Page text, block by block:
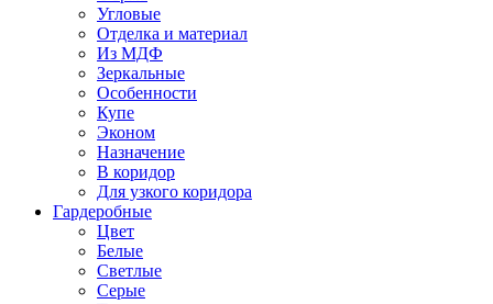
Угловые
Отделка и материал
Из МДФ
Зеркальные
Особенности
Купе
Эконом
Назначение
В коридор
Для узкого коридора
Гардеробные
Цвет
Белые
Светлые
Серые